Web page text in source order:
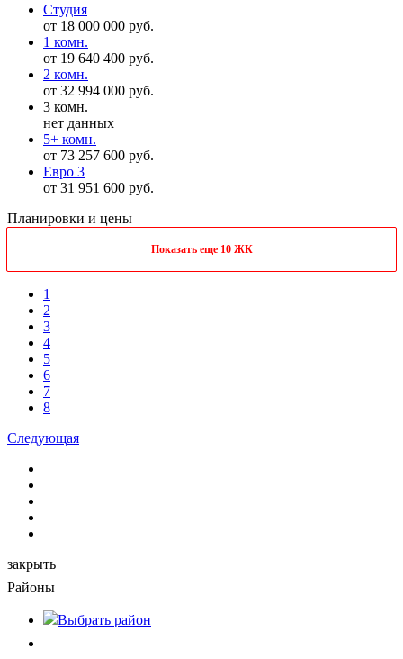
Студия
от 18 000 000 руб.
1 комн.
от 19 640 400 руб.
2 комн.
от 32 994 000 руб.
3 комн.
нет данных
5+ комн.
от 73 257 600 руб.
Евро 3
от 31 951 600 руб.
Планировки и цены
Показать еще 10 ЖК
1
2
3
4
5
6
7
8
Следующая
закрыть
Районы
Выбрать район